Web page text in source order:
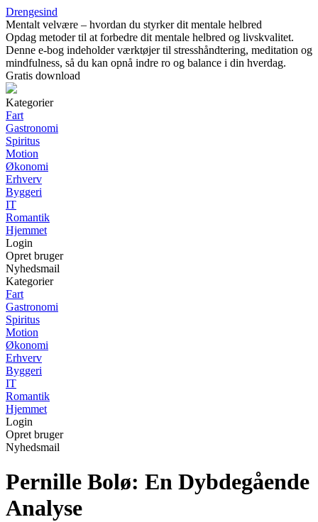
Drengesind
Mentalt velvære – hvordan du styrker dit mentale helbred
Opdag metoder til at forbedre dit mentale helbred og livskvalitet.
Denne e-bog indeholder værktøjer til stresshåndtering, meditation og
mindfulness, så du kan opnå indre ro og balance i din hverdag.
Gratis download
Kategorier
Fart
Gastronomi
Spiritus
Motion
Økonomi
Erhverv
Byggeri
IT
Romantik
Hjemmet
Login
Opret bruger
Nyhedsmail
Kategorier
Fart
Gastronomi
Spiritus
Motion
Økonomi
Erhverv
Byggeri
IT
Romantik
Hjemmet
Login
Opret bruger
Nyhedsmail
Pernille Bolø: En Dybdegående
Analyse